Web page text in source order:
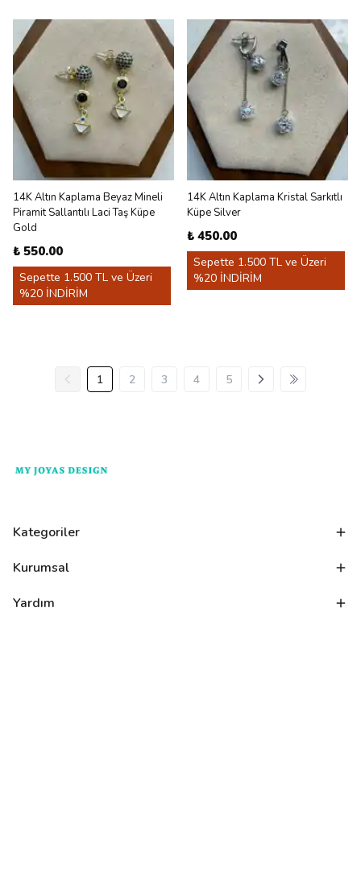
14K Altın Kaplama Beyaz Mineli
Piramit Sallantılı Laci Taş Küpe
Gold
₺ 550.00
Sepette 1.500 TL ve Üzeri
%20 İNDİRİM
14K Altın Kaplama Kristal Sarkıtlı
Küpe Silver
₺ 450.00
Sepette 1.500 TL ve Üzeri
%20 İNDİRİM
1 2 3 4 5
Kategoriler
Kurumsal
Yardım